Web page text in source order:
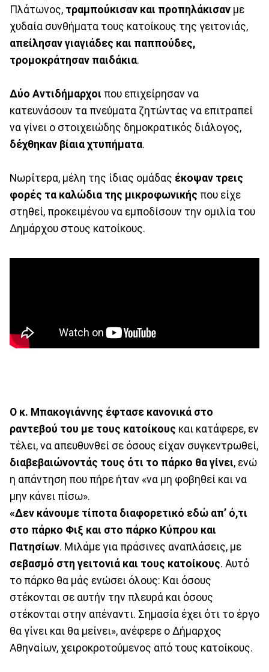
Πλάτωνος, τραμπούκισαν και προπηλάκισαν με
χυδαία συνθήματα τους κατοίκους της γειτονιάς,
απείλησαν γιαγιάδες και παππούδες,
τρομοκράτησαν παιδάκια.
Δύο Αντιδήμαρχοι που επιχείρησαν να
κατευνάσουν τα πνεύματα ζητώντας να επιτραπεί
να γίνει ο στοιχειώδης δημοκρατικός διάλογος,
δέχθηκαν βίαια χτυπήματα.
Νωρίτερα, μέλη της ίδιας ομάδας έκοψαν τρεις
φορές τα καλώδια της μικροφωνικής που είχε
στηθεί, προκειμένου να εμποδίσουν την ομιλία του
Δημάρχου στους κατοίκους.
Ο κ. Μπακογιάννης έφτασε κανονικά στο
ραντεβού του με τους κατοίκους και κατάφερε, εν
τέλει, να απευθυνθεί σε όσους είχαν συγκεντρωθεί,
διαβεβαιώνοντάς τους ότι το πάρκο θα γίνει, ενώ
η απάντηση που πήρε ήταν «να μη φοβηθεί και να
μην κάνει πίσω».
«Δεν κάνουμε τίποτα διαφορετικό εδώ απ’ ό,τι
στο πάρκο Φιξ και στο πάρκο Κύπρου και
Πατησίων. Μιλάμε για πράσινες αναπλάσεις, με
σεβασμό στη γειτονιά και τους κατοίκους. Αυτό
το πάρκο θα μάς ενώσει όλους: Και όσους
στέκονται σε αυτήν την πλευρά και όσους
στέκονται στην απέναντι. Σημασία έχει ότι το έργο
θα γίνει και θα μείνει», ανέφερε ο Δήμαρχος
Αθηναίων, χειροκροτούμενος από τους κατοίκους.